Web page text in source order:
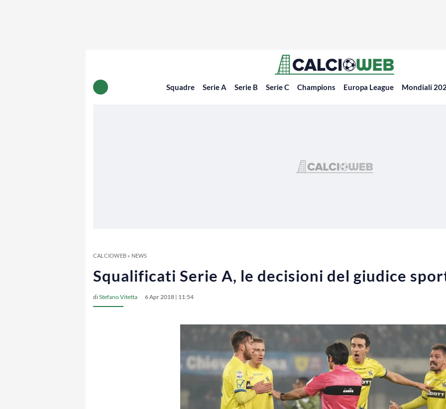
Squadre Serie A Serie B Serie C Champions Europa League Mondiali
CALCIOWEB» NEWS
Squalificati Serie A, le decisioni del giudice
diStefano Vitetta 6 Apr 2018 | 11:54